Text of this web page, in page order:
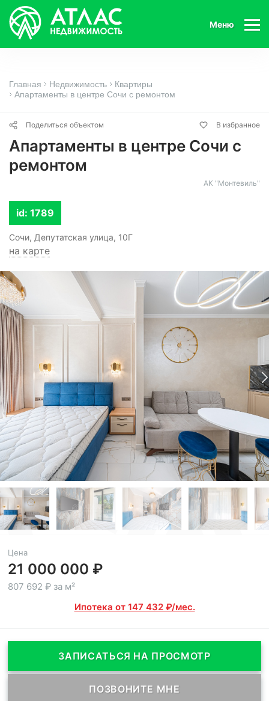
Меню
Главная Недвижимость
Квартиры
Апартаменты в центре Сочи с ремонтом
Поделиться объектом В избранное
Апартаменты в центре Сочи с
ремонтом
АК "Монтевиль"
id: 1789
Сочи, Депутатская улица, 10Г
на карте
Цена
21 000 000 ₽
807 692 ₽ за м²
Ипотека от 147 432 ₽/мес.
ЗАПИСАТЬСЯ НА ПРОСМОТР
ПОЗВОНИТЕ МНЕ